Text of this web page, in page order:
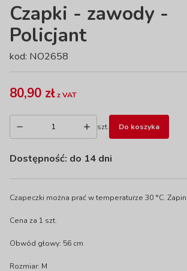
Czapki - zawody -
Policjant
kod: NO2658
80,90 złz VAT
szt. Do koszyka
Dostępność: do 14 dni
Czapeczki można prać w temperaturze 30 °C.
Cena za 1 szt.
Obwód głowy: 56 cm
Rozmiar: M